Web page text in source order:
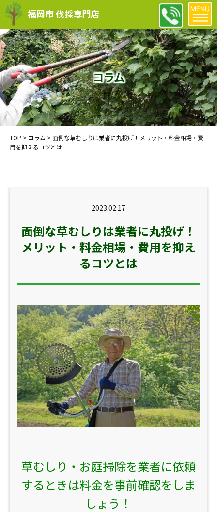
福岡市 伐採専門店
コラム
TOP > コラム > 面倒な草むしりは業者に丸投げ！メリット・料金相場・費
用を抑えるコツとは
2023.02.17
面倒な草むしりは業者に丸投げ！
メリット・料金相場・費用を抑え
るコツとは
草むしり・お庭掃除を業者に依頼
するときは料金を事前確認をしま
しょう！